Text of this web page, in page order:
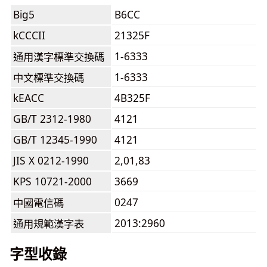
Big5
B6CC
kCCCII
21325F
通用漢字標準交換碼
1-6333
中文標準交換碼
1-6333
kEACC
4B325F
GB/T 2312-1980
4121
GB/T 12345-1990
4121
JIS X 0212-1990
2,01,83
KPS 10721-2000
3669
中國電信碼
0247
通用規範漢字表
2013:2960
字型收錄